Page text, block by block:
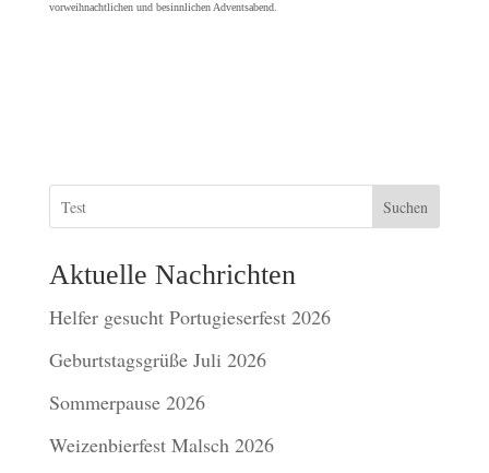
vorweihnachtlichen und besinnlichen Adventsabend.
Suchen
Aktuelle Nachrichten
Helfer gesucht Portugieserfest 2026
Geburtstagsgrüße Juli 2026
Sommerpause 2026
Weizenbierfest Malsch 2026